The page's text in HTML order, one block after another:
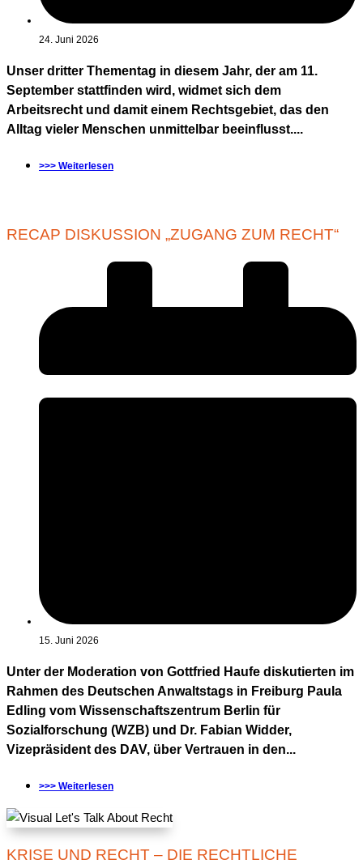
24. Juni 2026
Unser dritter Thementag in diesem Jahr, der am 11.
September stattfinden wird, widmet sich dem
Arbeitsrecht und damit einem Rechtsgebiet, das den
Alltag vieler Menschen unmittelbar beeinflusst....
>>> Weiterlesen
RECAP DISKUSSION „ZUGANG ZUM RECHT“
15. Juni 2026
Unter der Moderation von Gottfried Haufe diskutierten im
Rahmen des Deutschen Anwaltstags in Freiburg Paula
Edling vom Wissenschaftszentrum Berlin für
Sozialforschung (WZB) und Dr. Fabian Widder,
Vizepräsident des DAV, über Vertrauen in den...
>>> Weiterlesen
KRISE UND RECHT – DIE RECHTLICHE